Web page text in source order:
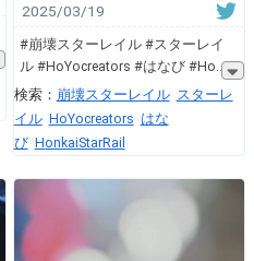
2025/03/19
#崩壊スターレイル #スターレイ
ル #HoYocreators #はなび #Ho
検索： 崩壊スターレイル スターレ
イル HoYocreators はな
び HonkaiStarRail